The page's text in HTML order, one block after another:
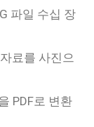
파일 수십 장
료를 사진으
PDF로 변환